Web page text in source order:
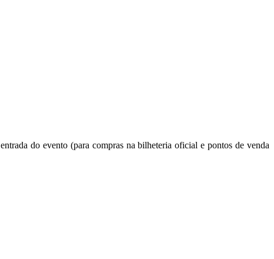
do evento (para compras na bilheteria oficial e pontos de venda